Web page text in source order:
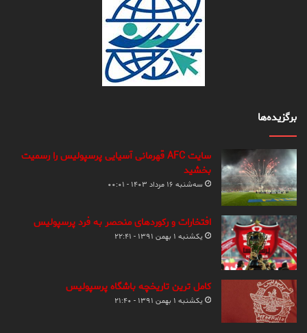
برگزیده‌ها
سایت AFC قهرمانی آسیایی پرسپولیس را رسمیت
بخشید
سه‌شنبه ۱۶ مرداد ۱۴۰۳ - ۰۰:۰۱
افتخارات و رکوردهای منحصر به فرد پرسپولیس
یکشنبه ۱ بهمن ۱۳۹۱ - ۲۲:۴۱
کامل ترین تاریخچه باشگاه پرسپولیس
یکشنبه ۱ بهمن ۱۳۹۱ - ۲۱:۴۰